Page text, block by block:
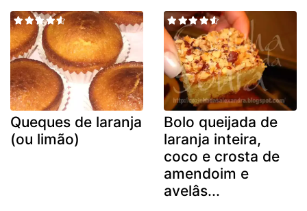
Queques de laranja
(ou limão)
Bolo queijada de
laranja inteira,
coco e crosta de
amendoim e
avelâs...